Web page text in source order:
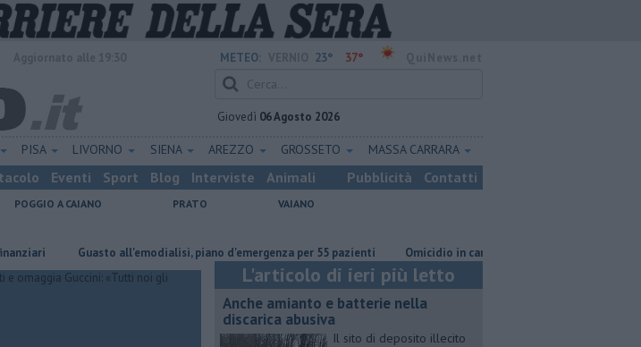
METEO: 23° 37°
Giovedì 06 Agosto 2026
PISA LIVORNO SIENA AREZZO GROSSETO MASSA CARRARA
Eventi Sport Blog Interviste Animali Pubblicità Contatti
POGGIO A CAIANO PRATO
VAIANO
Guasto all'emodialisi, piano d'emergenza per 55 pazienti Omicidio in carcere, ucciso un detenuto
L'articolo di ieri più letto
Anche amianto e batterie nella
discarica abusiva
Il sito di deposito illecito